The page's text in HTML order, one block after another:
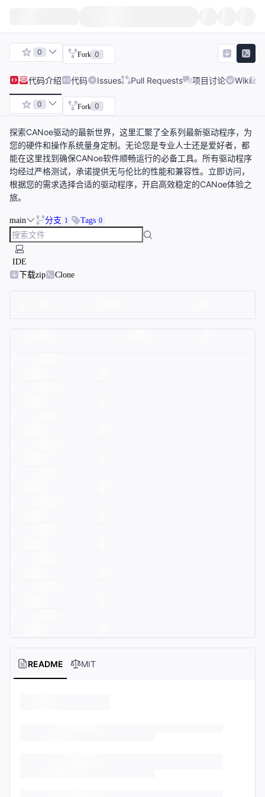
0 Fork 0
代码介绍 代码 Issues Pull Requests 项目讨论 Wiki
0 Fork 0
探索CANoe驱动的最新世界，这里汇聚了全系列最新驱动程序，为
您的硬件和操作系统量身定制。无论您是专业人士还是爱好者，都
能在这里找到确保CANoe软件顺畅运行的必备工具。所有驱动程序
均经过严格测试，承诺提供无与伦比的性能和兼容性。立即访问，
根据您的需求选择合适的驱动程序，开启高效稳定的CANoe体验之
旅。
main 分支 1 Tags 0
IDE
下载zip
Clone
README MIT